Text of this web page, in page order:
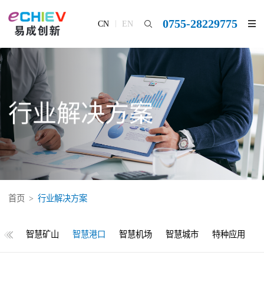
CN EN 0755-28229775
行业解决方案
首页 > 行业解决方案
园 智慧矿山 智慧港口 智慧机场 智慧城市 特种应用